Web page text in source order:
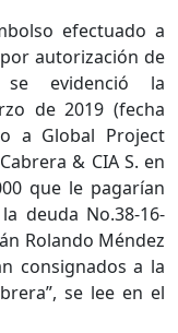
efectuado a
autorización de
se evidenció la
de 2019 (fecha
a Global Project
& CIA S. en
que le pagarían
deuda No.38-16-
Rolando Méndez
consignados a la
se lee en el